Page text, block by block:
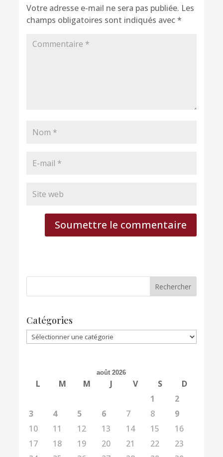
Votre adresse e-mail ne sera pas publiée. Les
champs obligatoires sont indiqués avec*
Soumettre le commentaire
Catégories
Catégories
août 2026
L M M J V S
D
1
2
3
4 5 6 7 8
9
10
11 12 13 14 15
16
17
18 19 20 21 22
23